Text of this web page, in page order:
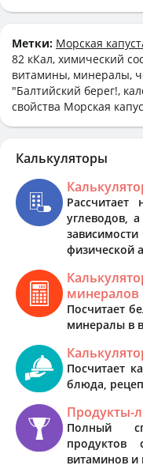
Метки: Морская
82 кКал, химический
витамины, минералы,
"Балтийский берег!,
свойства Морская
Калькуляторы
углеводов,
физической
минералов
Посчитает
минералы в
Посчитает
блюда,
Продукты-
Полный
продуктов
витаминов